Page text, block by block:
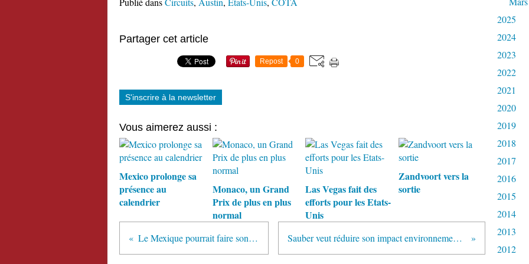
Partager cet article
Repost 0
S'inscrire à la newsletter
Vous aimerez aussi :
Mexico prolonge sa
présence au
calendrier
Monaco, un Grand
Prix de plus en plus
normal
Las Vegas fait des
efforts pour les Etats-
Unis
Zandvoort vers la
sortie
Le Mexique pourrait faire son retour en F1 Sauber veut réduire son impact environnemental avec Oerlikon
2025
2024
2023
2022
2021
2020
2019
2018
2017
2016
2015
2014
2013
2012